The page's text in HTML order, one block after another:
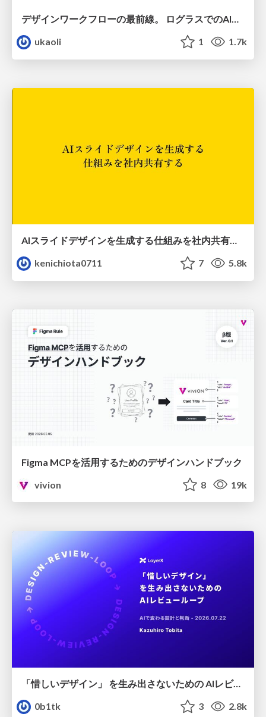
ukaoli
1 1.7k
AIスライドデザインを生成する仕組みを社内共有する
kenichiota0711
7 5.8k
Figma MCPを活用するためのデザインハンドブック
vivion
8 19k
「惜しいデザイン」 を生み出さないための AIレビューループ
0b1tk
3 2.8k